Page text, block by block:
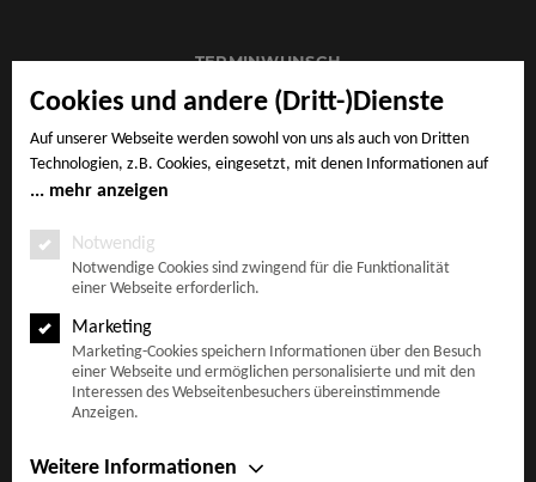
Cookies und andere (Dritt-)Dienste
Auf unserer Webseite werden sowohl von uns als auch von Dritten
Technologien, z.B. Cookies, eingesetzt, mit denen Informationen auf
Ihrem Endgerät gespeichert und/oder von Ihrem Endgerät abgerufen
Notwendige Cookies, Analyse-, Marketing- und Statistik-Cookies. Bei
den notwendigen Cookies handelt es sich um solche, die technisch
notwendig sind, um den von Ihnen gewünschten Dienst
bereitzustellen, die übrigen Cookies werden nur auf Grund einer von
Ihnen erteilten Einwilligung gesetzt. Die Einwilligung ist freiwillig.
Personen, die das 16. Lebensjahr noch nicht vollendet haben,
benötigen die Zustimmung der Sorgeberechtigten. Sie können Ihre
Entscheidung jederzeit mit Wirkung für die Zukunft widerrufen. Rufen
Einstellungen entsprechend ab. Im Rahmen Ihres Besuchs unserer
mehr anzeigen
Notwendig
Notwendige Cookies sind zwingend für die Funktionalität
einer Webseite erforderlich.
Marketing
Marketing-Cookies speichern Informationen über den Besuch
einer Webseite und ermöglichen personalisierte und mit den
Interessen des Webseitenbesuchers übereinstimmende
Anzeigen.
Weitere Informationen
TERMINWUNSCH
IMPRESSUM
AGB
DATENSCHUTZ